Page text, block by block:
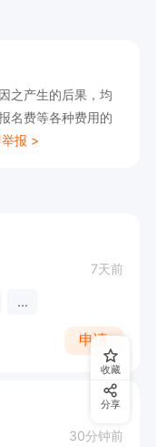
之产生的后果，均
名费等各种费用的
报 >
7天前
...
申请
30分钟前
收藏
分享